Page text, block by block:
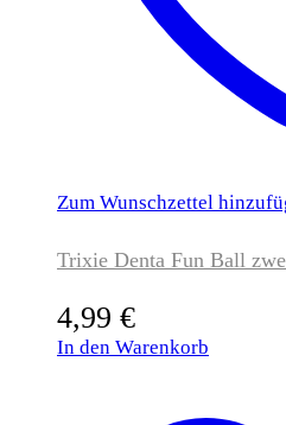
Zum Wunschzettel
Trixie Denta Fun Ball
4,99 €
In den Warenkorb